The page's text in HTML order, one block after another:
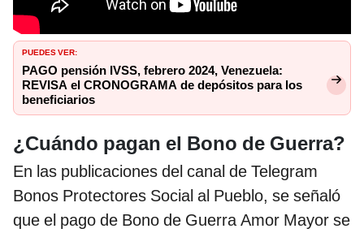
PUEDES VER:
PAGO pensión IVSS, febrero 2024, Venezuela:
REVISA el CRONOGRAMA de depósitos para los
beneficiarios
¿Cuándo pagan el Bono de Guerra?
En las publicaciones del canal de Telegram
Bonos Protectores Social al Pueblo, se señaló
que el pago de Bono de Guerra Amor Mayor se